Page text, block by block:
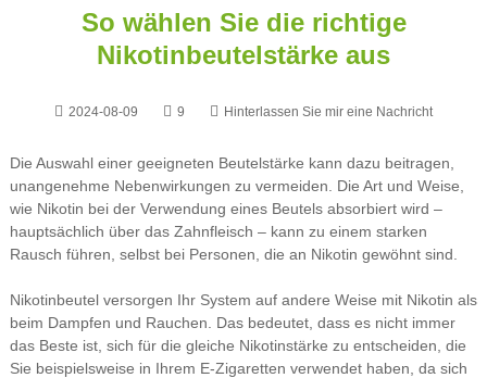
So wählen Sie die richtige
Nikotinbeutelstärke aus
2024-08-09 9 Hinterlassen Sie mir eine Nachricht
Die Auswahl einer geeigneten Beutelstärke kann dazu beitragen,
unangenehme Nebenwirkungen zu vermeiden. Die Art und Weise,
wie Nikotin bei der Verwendung eines Beutels absorbiert wird –
hauptsächlich über das Zahnfleisch – kann zu einem starken
Rausch führen, selbst bei Personen, die an Nikotin gewöhnt sind.
Nikotinbeutel versorgen Ihr System auf andere Weise mit Nikotin als
beim Dampfen und Rauchen. Das bedeutet, dass es nicht immer
das Beste ist, sich für die gleiche Nikotinstärke zu entscheiden, die
Sie beispielsweise in Ihrem E-Zigaretten verwendet haben, da sich